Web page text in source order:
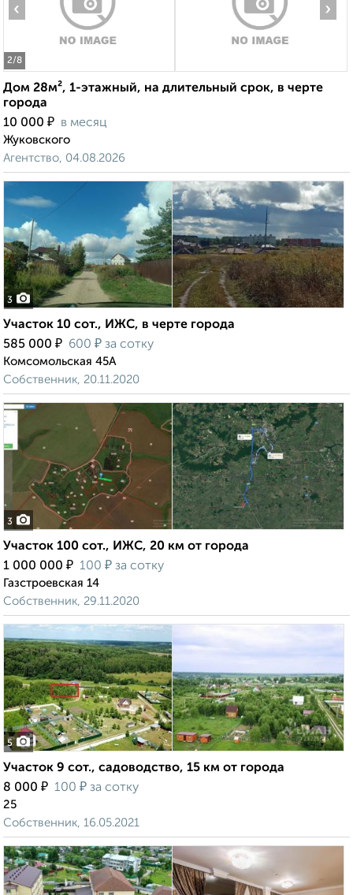
2/8
‹ ›
Дом 28м², 1-этажный, на длительный срок, в черте
города
10 000 ₽ в месяц
Жуковского
Агентство, 04.08.2026
3
Участок 10 сот., ИЖС, в черте города
585 000 ₽ 600 ₽ за сотку
Комсомольская 45А
Собственник, 20.11.2020
3
Участок 100 сот., ИЖС, 20 км от города
1 000 000 ₽ 100 ₽ за сотку
Газстроевская 14
Собственник, 29.11.2020
5
Участок 9 сот., садоводство, 15 км от города
8 000 ₽ 100 ₽ за сотку
25
Собственник, 16.05.2021